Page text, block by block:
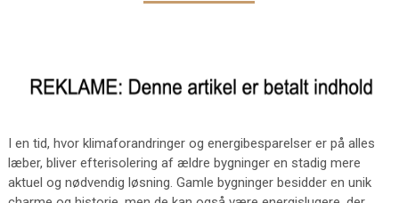
I en tid, hvor klimaforandringer og energibesparelser er på alles
læber, bliver efterisolering af ældre bygninger en stadig mere
aktuel og nødvendig løsning. Gamle bygninger besidder en unik